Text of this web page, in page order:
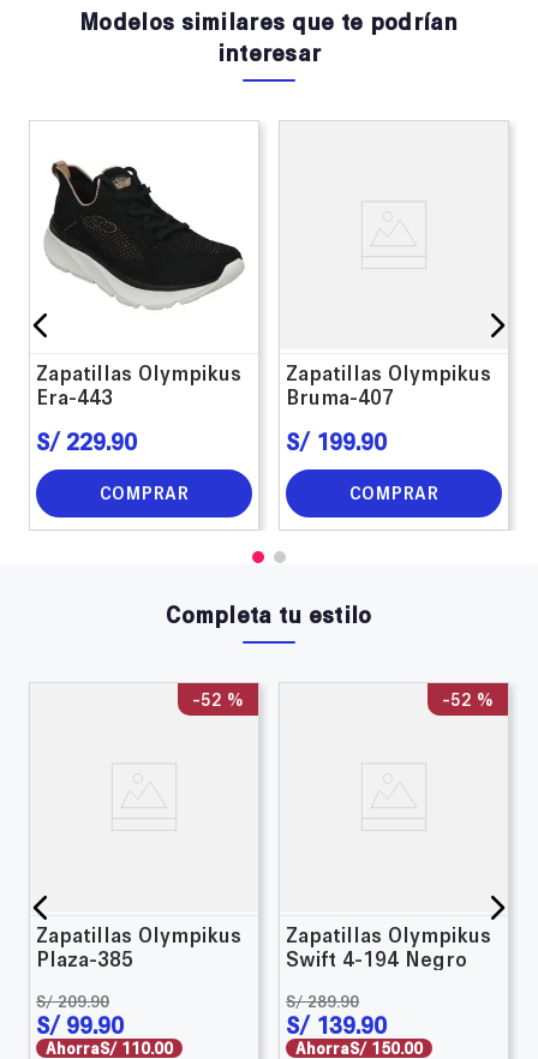
Modelos similares que te podrían
interesar
Zapatillas Olympikus
Era-443
S/ 229.90
COMPRAR
Zapatillas Olympikus
Bruma-407
S/ 199.90
COMPRAR
Completa tu estilo
-52 %
Zapatillas Olympikus
Plaza-385
S/ 209.90
S/ 99.90
AhorraS/ 110.00
-52 %
Zapatillas Olympikus
Swift 4-194 Negro
S/ 289.90
S/ 139.90
AhorraS/ 150.00